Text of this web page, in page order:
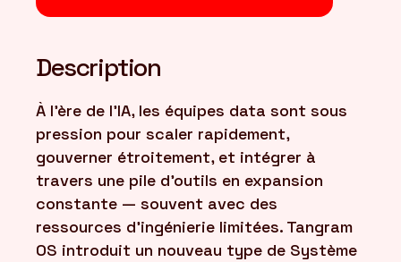
Description
À l'ère de l'IA, les équipes data sont sous
pression pour scaler rapidement,
gouverner étroitement, et intégrer à
travers une pile d'outils en expansion
constante — souvent avec des
ressources d'ingénierie limitées. Tangram
OS introduit un nouveau type de Système